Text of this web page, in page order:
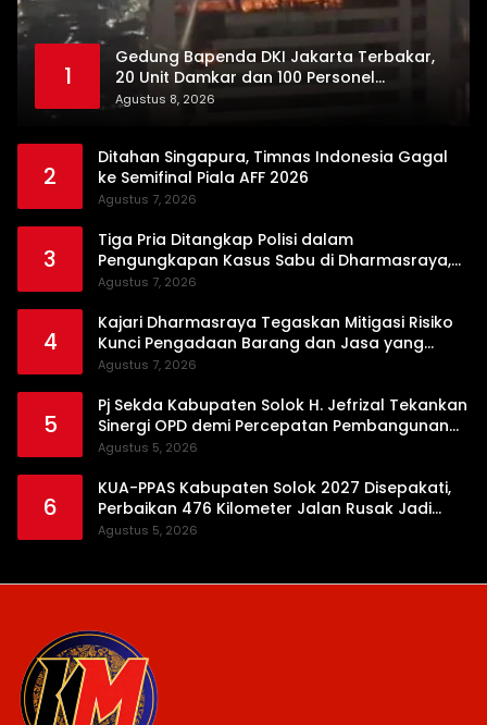
1
Gedung Bapenda DKI Jakarta Terbakar,
20 Unit Damkar dan 100 Personel
Dikerahkan
Agustus 8, 2026
2
Ditahan Singapura, Timnas Indonesia Gagal
ke Semifinal Piala AFF 2026
Agustus 7, 2026
3
Tiga Pria Ditangkap Polisi dalam
Pengungkapan Kasus Sabu di Dharmasraya,
Timbangan Digital hingga Bong Disita
Agustus 7, 2026
4
Kajari Dharmasraya Tegaskan Mitigasi Risiko
Kunci Pengadaan Barang dan Jasa yang
Bersih
Agustus 7, 2026
5
Pj Sekda Kabupaten Solok H. Jefrizal Tekankan
Sinergi OPD demi Percepatan Pembangunan
Daerah
Agustus 5, 2026
6
KUA-PPAS Kabupaten Solok 2027 Disepakati,
Perbaikan 476 Kilometer Jalan Rusak Jadi
Prioritas
Agustus 5, 2026